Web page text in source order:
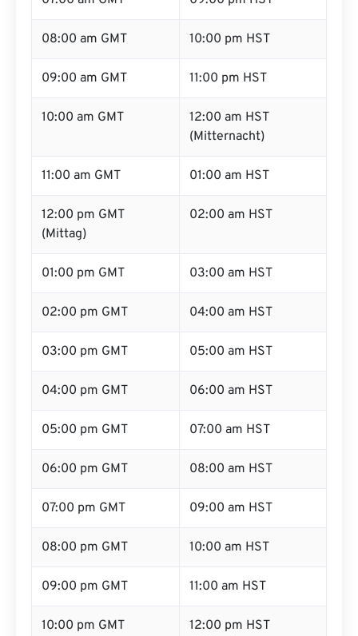
08:00 am GMT 10:00 pm HST
09:00 am GMT 11:00 pm HST
10:00 am GMT
12:00 am HST
(Mitternacht)
11:00 am GMT 01:00 am HST
12:00 pm GMT
(Mittag)
02:00 am HST
01:00 pm GMT 03:00 am HST
02:00 pm GMT 04:00 am HST
03:00 pm GMT 05:00 am HST
04:00 pm GMT 06:00 am HST
05:00 pm GMT 07:00 am HST
06:00 pm GMT 08:00 am HST
07:00 pm GMT 09:00 am HST
08:00 pm GMT 10:00 am HST
09:00 pm GMT 11:00 am HST
10:00 pm GMT
12:00 pm HST